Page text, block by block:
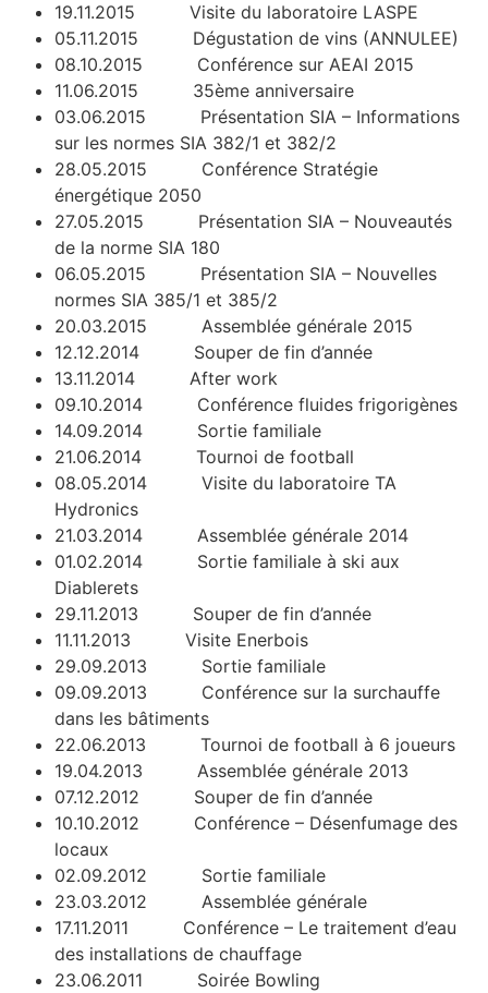
19.11.2015 Visite du laboratoire LASPE
05.11.2015 Dégustation de vins (ANNULEE)
08.10.2015 Conférence sur AEAI 2015
11.06.2015 35ème anniversaire
03.06.2015 Présentation SIA – Informations
sur les normes SIA 382/1 et 382/2
28.05.2015 Conférence Stratégie
énergétique 2050
27.05.2015 Présentation SIA – Nouveautés
de la norme SIA 180
06.05.2015 Présentation SIA – Nouvelles
normes SIA 385/1 et 385/2
20.03.2015 Assemblée générale 2015
12.12.2014 Souper de fin d’année
13.11.2014 After work
09.10.2014 Conférence fluides frigorigènes
14.09.2014 Sortie familiale
21.06.2014 Tournoi de football
08.05.2014 Visite du laboratoire TA
Hydronics
21.03.2014 Assemblée générale 2014
01.02.2014 Sortie familiale à ski aux
Diablerets
29.11.2013 Souper de fin d’année
11.11.2013 Visite Enerbois
29.09.2013 Sortie familiale
09.09.2013 Conférence sur la surchauffe
dans les bâtiments
22.06.2013 Tournoi de football à 6 joueurs
19.04.2013 Assemblée générale 2013
07.12.2012 Souper de fin d’année
10.10.2012 Conférence – Désenfumage des
locaux
02.09.2012 Sortie familiale
23.03.2012 Assemblée générale
17.11.2011 Conférence – Le traitement d’eau
des installations de chauffage
23.06.2011 Soirée Bowling